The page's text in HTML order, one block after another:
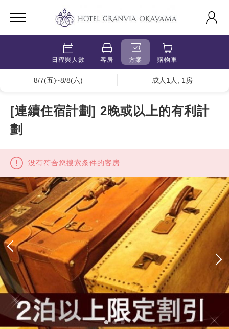
日程與人數 客房 方案 購物車
8/7(五)~8/8(六) 成人1人, 1房
[連續住宿計劃] 2晚或以上的有利計
劃
没有符合您搜索条件的客房